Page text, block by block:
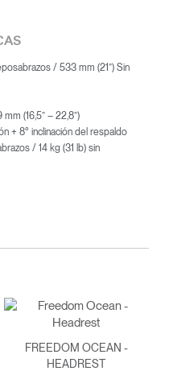
/ 533 mm (21”) Sin
(16,5” – 22,8”)
+ 8° inclinación del respaldo
/ 14 kg (31 lb) sin
FREEDOM OCEAN -
HEADREST